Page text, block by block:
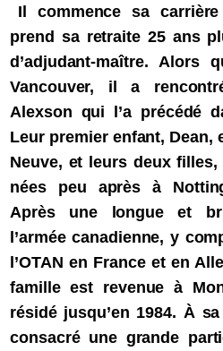
Il commence sa
prend sa retraite 25 ans
d’adjudant-maître. Alors
Vancouver, il a
Alexson qui l’a précédé
Leur premier enfant, Dean,
Neuve, et leurs deux
nées peu après à
Après une longue et
l’armée canadienne, y
l’OTAN en France et en
famille est revenue à
résidé jusqu’en 1984. À
consacré une grande